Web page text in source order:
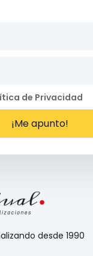
de Privacidad
¡Me apunto!
desde 1990